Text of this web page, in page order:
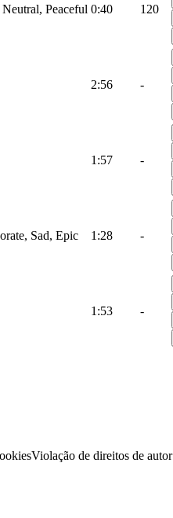
Peaceful 0:40 120
2:56 -
1:57 -
Sad, Epic 1:28 -
1:53 -
Violação de direitos de autor